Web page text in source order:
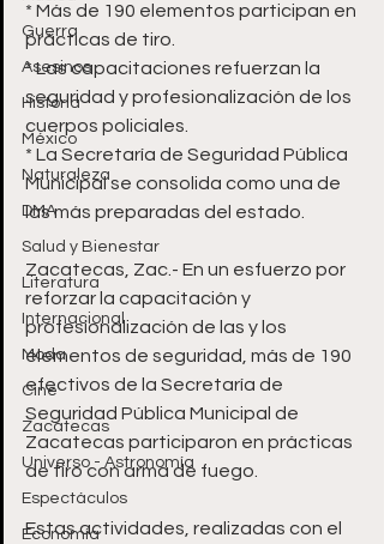
Guerra
Asesinos
Historia
México
Naturaleza
DMA
Salud y Bienestar
Literatura
Internacional
Moda
Cine
Zacatecas
Universo - Astronomía
Espectáculos
Economía
* Más de 190 elementos participan en
prácticas de tiro.
* Las capacitaciones refuerzan la
seguridad y profesionalización de los
cuerpos policiales.
* La Secretaría de Seguridad Pública
Municipal se consolida como una de
las más preparadas del estado.
Zacatecas, Zac.- En un esfuerzo por
reforzar la capacitación y
profesionalización de las y los
elementos de seguridad, más de 190
efectivos de la Secretaría de
Seguridad Pública Municipal de
Zacatecas participaron en prácticas
de tiro con arma de fuego.
Estas actividades, realizadas con el